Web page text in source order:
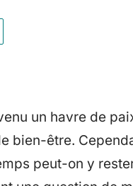
un havre de
bien-être.
peut-on y